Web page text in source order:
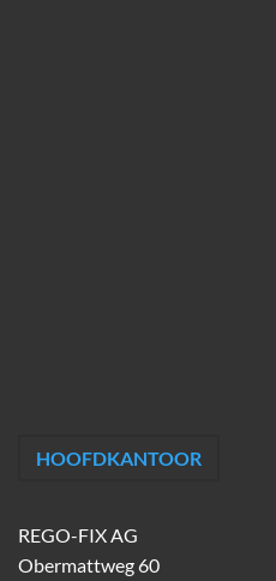
HOOFDKANTOOR
REGO-FIX AG
Obermattweg 60